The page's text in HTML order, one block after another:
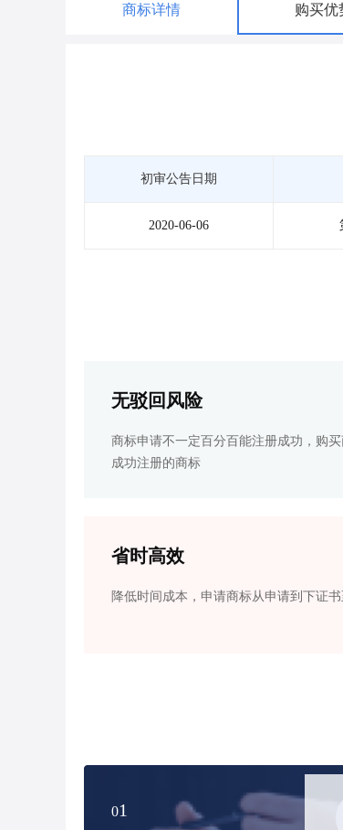
商标详情 购买优
初审公告日期
2020-06-06
无驳回风险
商标申请不一定百分百能注册成功，购
成功注册的商标
省时高效
降低时间成本，申请商标从申请到下证
01